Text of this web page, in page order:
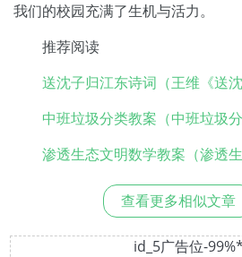
我们的校园充满了生机与活力。
推荐阅读
送沈子归江东诗词（王维《送沈
中班垃圾分类教案（中班垃圾
渗透生态文明数学教案（渗透生
查看更多相似文章
id_5广告位-